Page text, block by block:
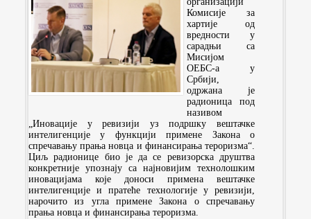
Комисије за
хартије од
вредности у
сарадњи са
Мисијом
ОЕБС-а у
Србији,
одржана је
радионица под
називом
„Иновације у ревизији уз подршку вештачке
интелигенције у функцији примене Закона о
спречавању прања новца и финансирања тероризма“.
Циљ радионице био је да се ревизорска друштва
конкретније упознају са најновијим технолошким
иновацијама које доноси примена вештачке
интелигенције и пратеће технологије у ревизији,
нарочито из угла примене Закона о спречавању
прања новца и финансирања тероризма.